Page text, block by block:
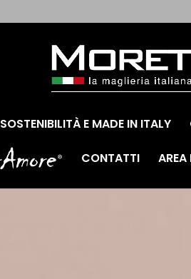
SOSTENIBILITÀ E MADE IN ITALY
CONTATTI AREA